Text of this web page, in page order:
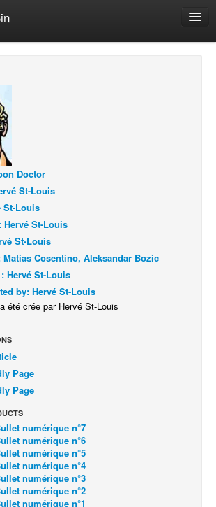
Doctor
St-Louis
St-Louis
St-Louis
St-Louis
Cosentino, Aleksandar Bozic
Hervé St-Louis
by: Hervé St-Louis
été crée par Hervé St-Louis
Page
Page
numérique n°7
numérique n°6
numérique n°5
numérique n°4
numérique n°3
numérique n°2
numérique n°1